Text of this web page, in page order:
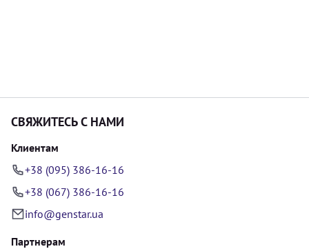
СВЯЖИТЕСЬ С НАМИ
Клиентам
+38 (095) 386-16-16
+38 (067) 386-16-16
info@genstar.ua
Партнерам